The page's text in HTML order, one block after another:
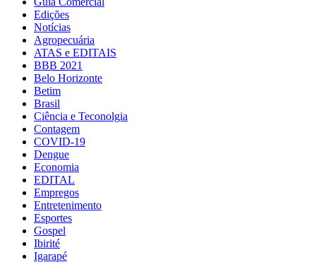
Edições
Notícias
Agropecuária
ATAS e EDITAIS
BBB 2021
Belo Horizonte
Betim
Brasil
Ciência e Teconolgia
Contagem
COVID-19
Dengue
Economia
EDITAL
Empregos
Entretenimento
Esportes
Gospel
Ibirité
Igarapé